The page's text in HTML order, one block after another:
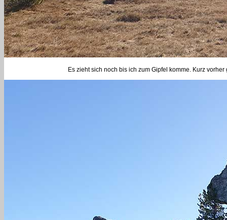
Es zieht sich noch bis ich zum Gipfel komme. Kurz